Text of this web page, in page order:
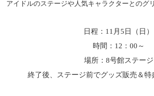
アイドルのステージや人気キャラクターとのグ
日程：11月5日（日）
時間：12：00～
場所：8号館ステージ
終了後、ステージ前でグッズ販売＆特